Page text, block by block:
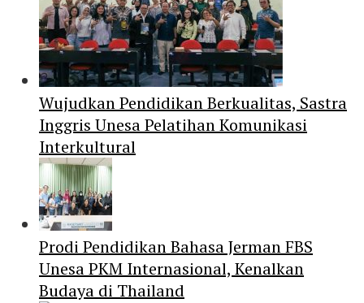
Wujudkan Pendidikan Berkualitas, Sastra
Inggris Unesa Pelatihan Komunikasi
Interkultural
Prodi Pendidikan Bahasa Jerman FBS
Unesa PKM Internasional, Kenalkan
Budaya di Thailand